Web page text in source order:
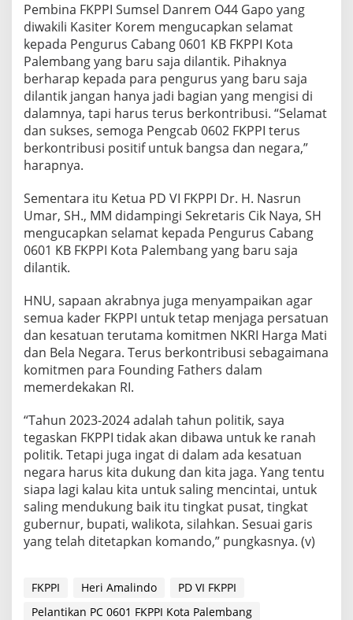
Pembina FKPPI Sumsel Danrem O44 Gapo yang
diwakili Kasiter Korem mengucapkan selamat
kepada Pengurus Cabang 0601 KB FKPPI Kota
Palembang yang baru saja dilantik. Pihaknya
berharap kepada para pengurus yang baru saja
dilantik jangan hanya jadi bagian yang mengisi di
dalamnya, tapi harus terus berkontribusi. “Selamat
dan sukses, semoga Pengcab 0602 FKPPI terus
berkontribusi positif untuk bangsa dan negara,”
harapnya.
Sementara itu Ketua PD VI FKPPI Dr. H. Nasrun
Umar, SH., MM didampingi Sekretaris Cik Naya, SH
mengucapkan selamat kepada Pengurus Cabang
0601 KB FKPPI Kota Palembang yang baru saja
dilantik.
HNU, sapaan akrabnya juga menyampaikan agar
semua kader FKPPI untuk tetap menjaga persatuan
dan kesatuan terutama komitmen NKRI Harga Mati
dan Bela Negara. Terus berkontribusi sebagaimana
komitmen para Founding Fathers dalam
memerdekakan RI.
“Tahun 2023-2024 adalah tahun politik, saya
tegaskan FKPPI tidak akan dibawa untuk ke ranah
politik. Tetapi juga ingat di dalam ada kesatuan
negara harus kita dukung dan kita jaga. Yang tentu
siapa lagi kalau kita untuk saling mencintai, untuk
saling mendukung baik itu tingkat pusat, tingkat
gubernur, bupati, walikota, silahkan. Sesuai garis
yang telah ditetapkan komando,” pungkasnya. (v)
FKPPI Heri Amalindo
PD VI FKPPI
Pelantikan PC 0601 FKPPI Kota Palembang